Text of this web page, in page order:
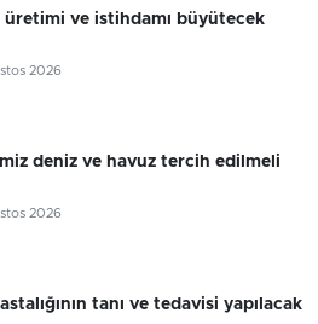
üretimi ve istihdamı büyütecek
2026
deniz ve havuz tercih edilmeli
2026
tanı ve tedavisi yapılacak